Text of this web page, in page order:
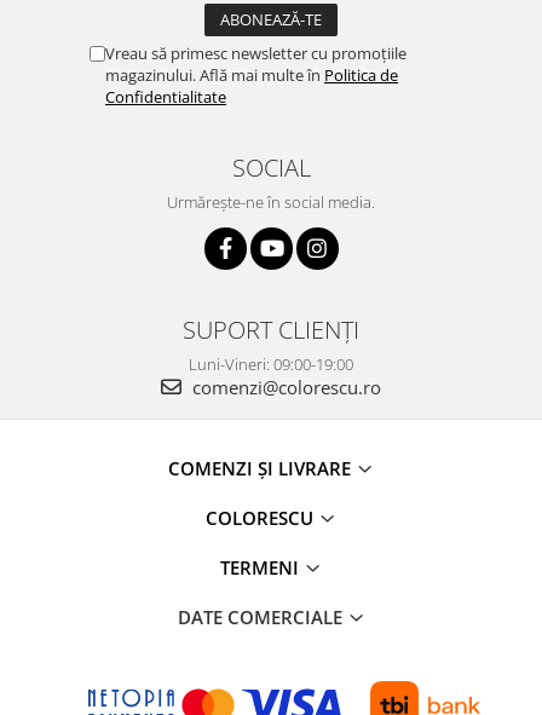
Vreau să primesc newsletter cu promoțiile
magazinului. Află mai multe în Politica de
Confidentialitate
SOCIAL
Urmărește-ne în social media.
SUPORT CLIENȚI
Luni-Vineri: 09:00-19:00
comenzi@colorescu.ro
COMENZI ȘI LIVRARE
COLORESCU
TERMENI
DATE COMERCIALE